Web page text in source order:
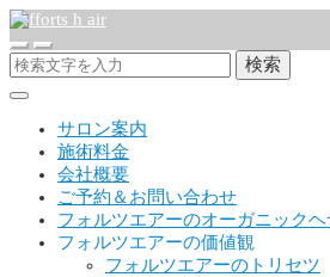
検索
サロン案内
施術料金
会社概要
ご予約＆お問い合わせ
フォルツエアーのオーガニックヘ
フォルツエアーの価値観
フォルツエアーのトリセツ